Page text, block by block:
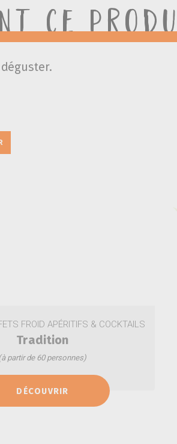
ce
FROID APÉRITIFS & COCKTAILS
Tradition
partir de 60 personnes)
jambon fromage
DÉCOUVRIR